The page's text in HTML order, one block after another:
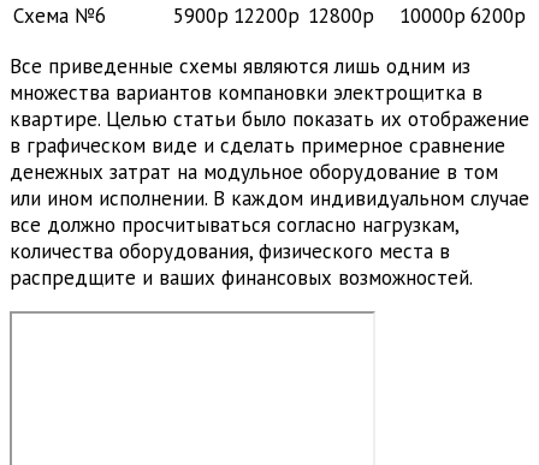
Схема №6
5900р 12200р 12800р 10000р 6200р
Все приведенные схемы являются лишь одним из
множества вариантов компановки электрощитка в
квартире. Целью статьи было показать их отображение
в графическом виде и сделать примерное сравнение
денежных затрат на модульное оборудование в том
или ином исполнении. В каждом индивидуальном случае
все должно просчитываться согласно нагрузкам,
количества оборудования, физического места в
распредщите и ваших финансовых возможностей.